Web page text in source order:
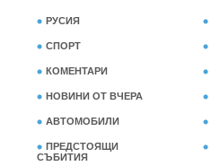
РУСИЯ
СПОРТ
КОМЕНТАРИ
НОВИНИ ОТ ВЧЕРА
АВТОМОБИЛИ
ПРЕДСТОЯЩИ
СЪБИТИЯ